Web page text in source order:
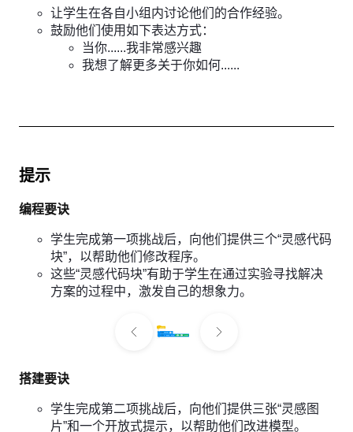
让学生在各自小组内讨论他们的合作经验。
鼓励他们使用如下表达方式：
当你......我非常感兴趣
我想了解更多关于你如何......
提示
编程要诀
学生完成第一项挑战后，向他们提供三个“灵感代码
块”，以帮助他们修改程序。
这些“灵感代码块”有助于学生在通过实验寻找解决
方案的过程中，激发自己的想象力。
搭建要诀
学生完成第二项挑战后，向他们提供三张“灵感图
片”和一个开放式提示，以帮助他们改进模型。